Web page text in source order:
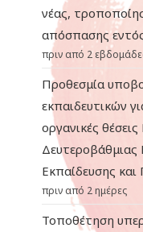
νέας,
απόσπασης
πριν από 2
Προθεσμία
εκπαιδευτικών
οργανικές
Δευτεροβάθμιας
Εκπαίδευσης και
πριν από 2 ημέρες
Τοποθέτηση